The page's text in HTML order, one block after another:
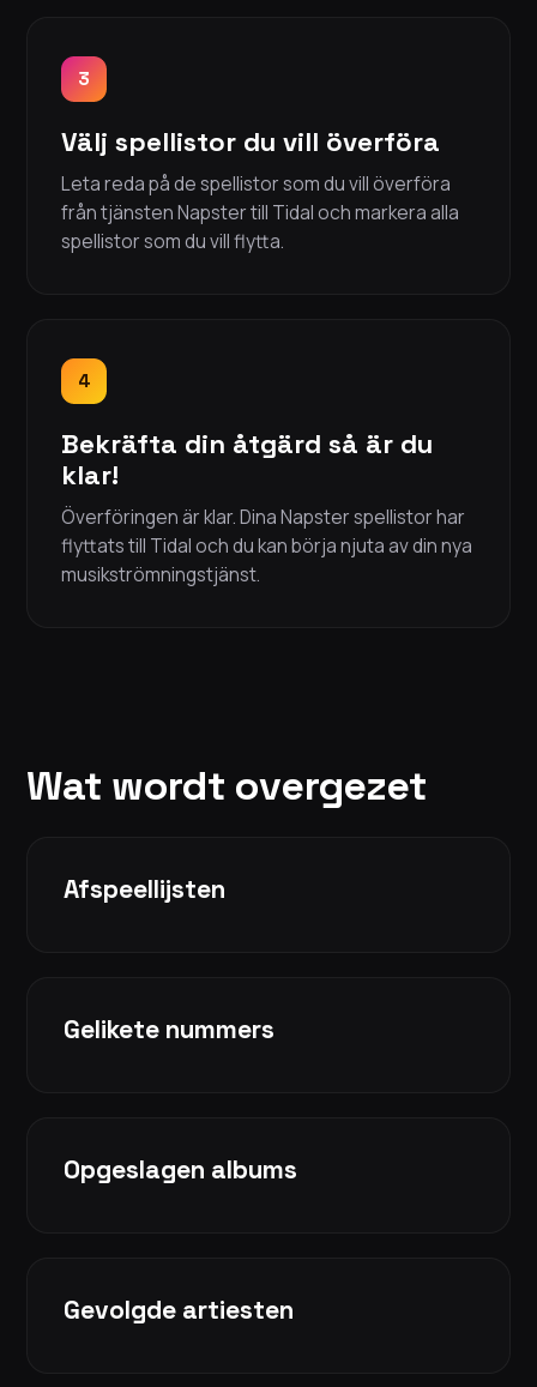
3
Välj spellistor du vill överföra
Leta reda på de spellistor som du vill överföra
från tjänsten Napster till Tidal och markera alla
spellistor som du vill flytta.
4
Bekräfta din åtgärd så är du
klar!
Överföringen är klar. Dina Napster spellistor har
flyttats till Tidal och du kan börja njuta av din nya
musikströmningstjänst.
Wat wordt overgezet
Afspeellijsten
Gelikete nummers
Opgeslagen albums
Gevolgde artiesten